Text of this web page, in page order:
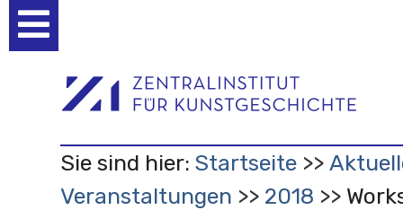
Werkzeuge
Sie sind hier: Startseite
Veranstaltungen
2018